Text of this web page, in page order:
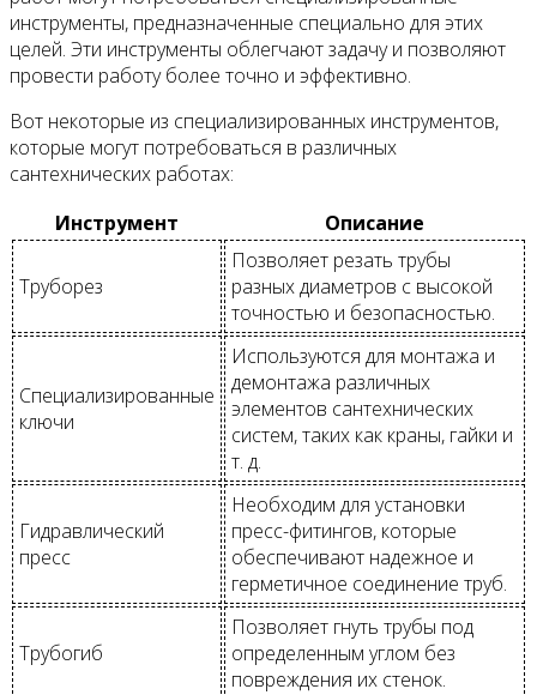
инструменты, предназначенные специально для этих
целей. Эти инструменты облегчают задачу и позволяют
провести работу более точно и эффективно.
Вот некоторые из специализированных инструментов,
которые могут потребоваться в различных
сантехнических работах:
Инструмент
Описание
Труборез
Позволяет резать трубы
разных диаметров с высокой
точностью и безопасностью.
Специализированные
ключи
Используются для монтажа и
демонтажа различных
элементов сантехнических
систем, таких как краны, гайки и
т. д.
Гидравлический
пресс
Необходим для установки
пресс-фитингов, которые
обеспечивают надежное и
герметичное соединение труб.
Трубогиб
Позволяет гнуть трубы под
определенным углом без
повреждения их стенок.